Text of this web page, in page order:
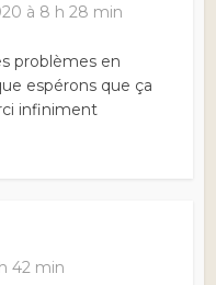
à 8 h 28 min
problèmes en
espérons que ça
infiniment
42 min